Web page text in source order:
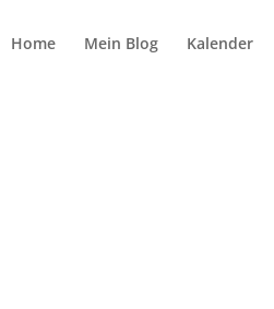
Home Mein Blog Kalender